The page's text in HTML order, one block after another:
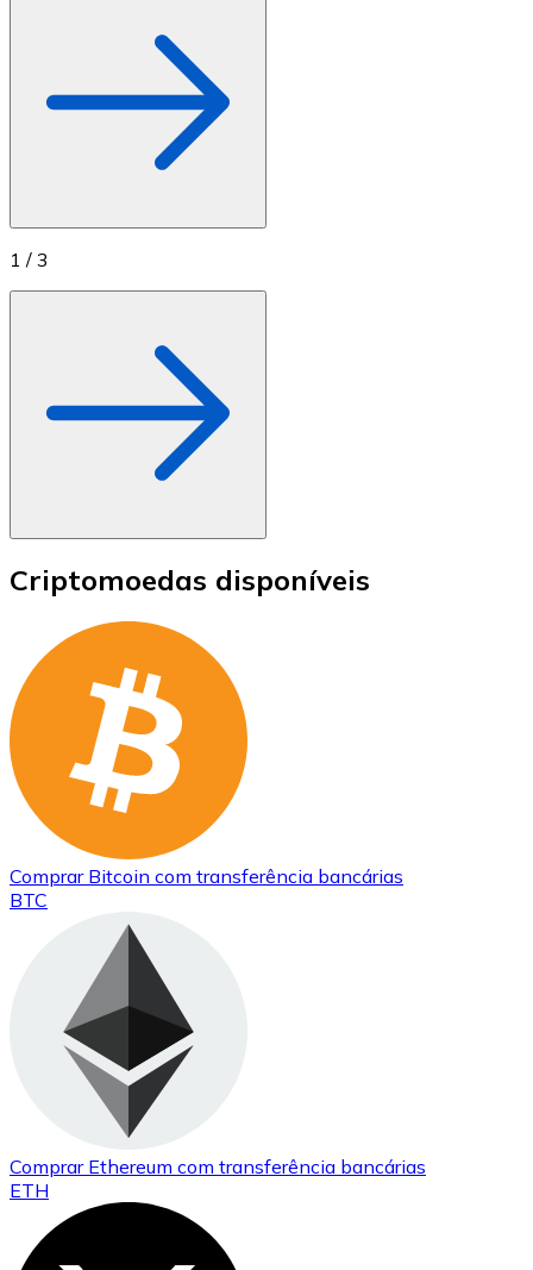
1 / 3
Criptomoedas disponíveis
Comprar Bitcoin com transferência bancárias
BTC
Comprar Ethereum com transferência bancárias
ETH